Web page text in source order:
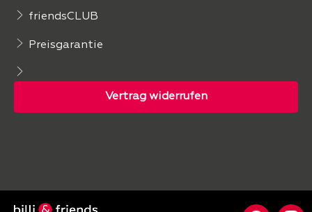
friendsCLUB
Preisgarantie